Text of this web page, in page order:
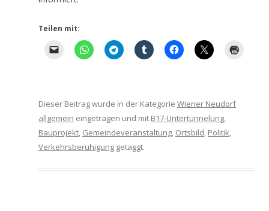
Teilen mit:
Dieser Beitrag wurde in der Kategorie Wiener Neudorf
allgemein eingetragen und mit B17-Untertunnelung,
Bauprojekt, Gemeindeveranstaltung, Ortsbild, Politik,
Verkehrsberuhigung getaggt.